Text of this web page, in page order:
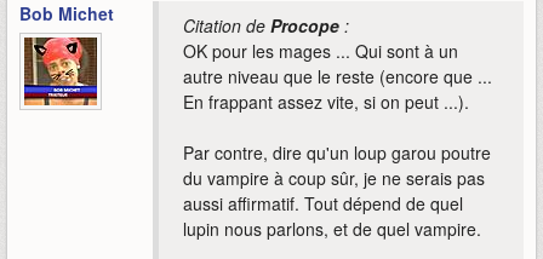
Bob Michet Citation de Procope :
OK pour les mages ... Qui sont à un
autre niveau que le reste (encore que ...
En frappant assez vite, si on peut ...).
Par contre, dire qu'un loup garou poutre
du vampire à coup sûr, je ne serais pas
aussi affirmatif. Tout dépend de quel
lupin nous parlons, et de quel vampire.